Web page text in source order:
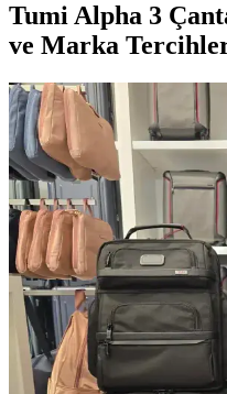
Tumi Alpha 3
ve Marka